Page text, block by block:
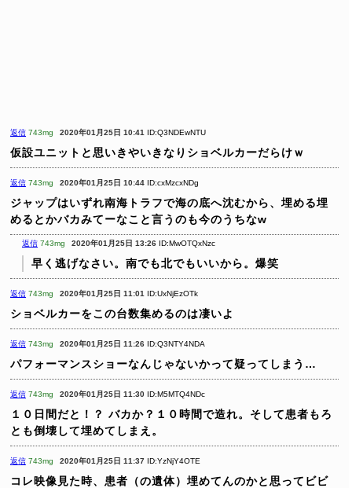
返信 743mg 2020年01月25日 10:41 ID:Q3NDEwNTU
仮設ユニットと思いきやいきなりショベルカーだらけｗ
返信 743mg 2020年01月25日 10:44 ID:cxMzcxNDg
ジャップはいずれ南海トラフで海の底へ沈むから、埋める埋
めるとかバカみてーなこと言うのも今のうちなw
返信 743mg 2020年01月25日 13:26 ID:MwOTQxNzc
早く逃げなさい。南でも北でもいいから。爆笑
返信 743mg 2020年01月25日 11:01 ID:UxNjEzOTk
ショベルカーをこの台数集めるのは凄いよ
返信 743mg 2020年01月25日 11:26 ID:Q3NTY4NDA
パフォーマンスショーなんじゃないかって疑ってしまう…
返信 743mg 2020年01月25日 11:30 ID:M5MTQ4NDc
１０日間だと！？ バカか？１０時間で造れ。そして患者もろ
とも倒壊して埋めてしまえ。
返信 743mg 2020年01月25日 11:37 ID:YzNjY4OTE
コレ映像見た時、患者（の遺体）埋めてんのかと思ってビビ